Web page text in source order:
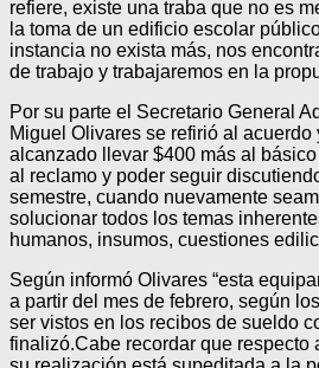
refiere, existe una traba que no es
la toma de un edificio escolar
instancia no exista más, nos
de trabajo y trabajaremos en la
Por su parte el Secretario General
Miguel Olivares se refirió al acuerdo
alcanzado llevar $400 más al
al reclamo y poder seguir
semestre, cuando nuevamente
solucionar todos los temas
humanos, insumos, cuestiones
Según informó Olivares “esta
a partir del mes de febrero, según
ser vistos en los recibos de sueldo
finalizó.Cabe recordar que respecto